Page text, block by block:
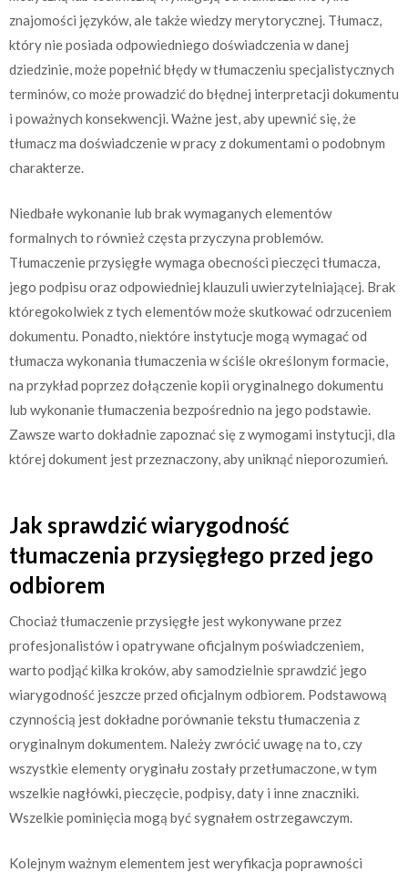
znajomości języków, ale także wiedzy merytorycznej. Tłumacz,
który nie posiada odpowiedniego doświadczenia w danej
dziedzinie, może popełnić błędy w tłumaczeniu specjalistycznych
terminów, co może prowadzić do błędnej interpretacji dokumentu
i poważnych konsekwencji. Ważne jest, aby upewnić się, że
tłumacz ma doświadczenie w pracy z dokumentami o podobnym
charakterze.
Niedbałe wykonanie lub brak wymaganych elementów
formalnych to również częsta przyczyna problemów.
Tłumaczenie przysięgłe wymaga obecności pieczęci tłumacza,
jego podpisu oraz odpowiedniej klauzuli uwierzytelniającej. Brak
któregokolwiek z tych elementów może skutkować odrzuceniem
dokumentu. Ponadto, niektóre instytucje mogą wymagać od
tłumacza wykonania tłumaczenia w ściśle określonym formacie,
na przykład poprzez dołączenie kopii oryginalnego dokumentu
lub wykonanie tłumaczenia bezpośrednio na jego podstawie.
Zawsze warto dokładnie zapoznać się z wymogami instytucji, dla
której dokument jest przeznaczony, aby uniknąć nieporozumień.
Jak sprawdzić wiarygodność
tłumaczenia przysięgłego przed jego
odbiorem
Chociaż tłumaczenie przysięgłe jest wykonywane przez
profesjonalistów i opatrywane oficjalnym poświadczeniem,
warto podjąć kilka kroków, aby samodzielnie sprawdzić jego
wiarygodność jeszcze przed oficjalnym odbiorem. Podstawową
czynnością jest dokładne porównanie tekstu tłumaczenia z
oryginalnym dokumentem. Należy zwrócić uwagę na to, czy
wszystkie elementy oryginału zostały przetłumaczone, w tym
wszelkie nagłówki, pieczęcie, podpisy, daty i inne znaczniki.
Wszelkie pominięcia mogą być sygnałem ostrzegawczym.
Kolejnym ważnym elementem jest weryfikacja poprawności